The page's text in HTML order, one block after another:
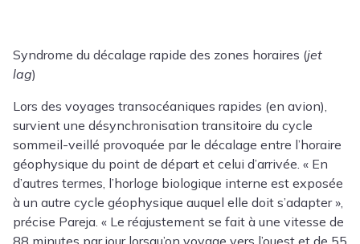
Syndrome du décalage rapide des zones horaires (jet
lag)
Lors des voyages transocéaniques rapides (en avion),
survient une désynchronisation transitoire du cycle
sommeil-veillé provoquée par le décalage entre l’horaire
géophysique du point de départ et celui d’arrivée. « En
d’autres termes, l’horloge biologique interne est exposée
à un autre cycle géophysique auquel elle doit s’adapter »,
précise Pareja. « Le réajustement se fait à une vitesse de
88 minutes par jour lorsqu’on voyage vers l’ouest et de 55